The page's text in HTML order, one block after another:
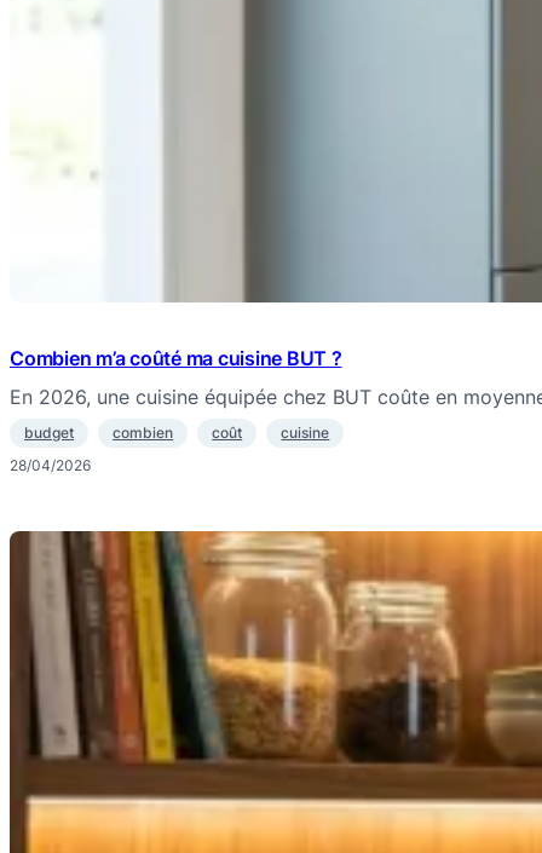
Combien m’a coûté ma cuisine BUT ?
En 2026, une cuisine équipée chez BUT coûte en
budget combien coût
cuisine
28/04/2026